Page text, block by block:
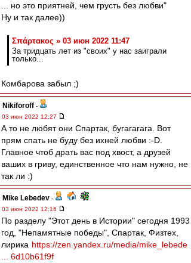
... но это приятней, чем грусть без любви"
Ну и так далее))
Σπάρτακος » 03 июн 2022 11:47
За тридцать лет из "своих" у нас заиграли
только...
Комбарова забыл ;)
Nikiforoff -
03 июн 2022 12:27
А то не любят они Спартак, бугагагага. Вот
прям спать не буду без ихней любви :-D.
Главное чтоб драть вас под хвост, а друзей
ваших в гриву, единственное что нам нужно, не
так ли :)
Mike Lebedev -
03 июн 2022 12:16
По разделу "Этот день в Истории" сегодня 1993
год, "Непамятные победы", Спартак, Физтех,
лирика https://zen.yandex.ru/media/mike_lebede
... 6d10b61f9f